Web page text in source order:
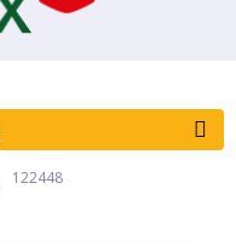
122448